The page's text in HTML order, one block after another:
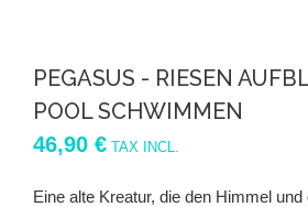
PEGASUS - RIESEN
POOL SCHWIMMEN
46,90 € TAX INCL.
Eine alte Kreatur, die den Himmel